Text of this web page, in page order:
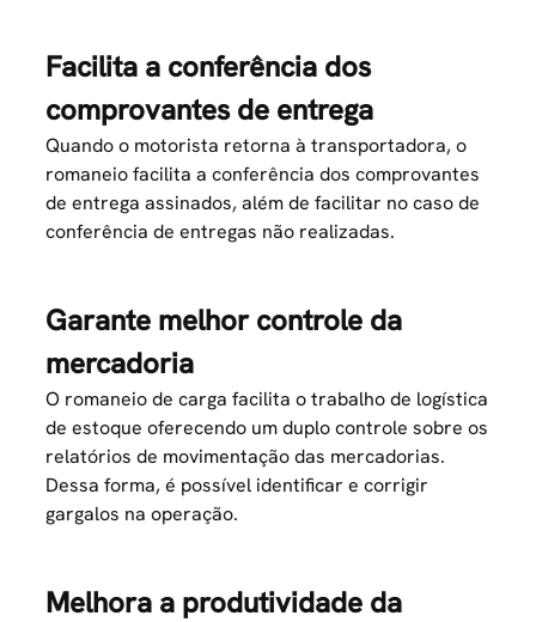
Facilita a conferência dos
comprovantes de entrega
Quando o motorista retorna à transportadora, o
romaneio facilita a conferência dos comprovantes
de entrega assinados, além de facilitar no caso de
conferência de entregas não realizadas.
Garante melhor controle da
mercadoria
O romaneio de carga facilita o trabalho de logística
de estoque oferecendo um duplo controle sobre os
relatórios de movimentação das mercadorias.
Dessa forma, é possível identificar e corrigir
gargalos na operação.
Melhora a produtividade da